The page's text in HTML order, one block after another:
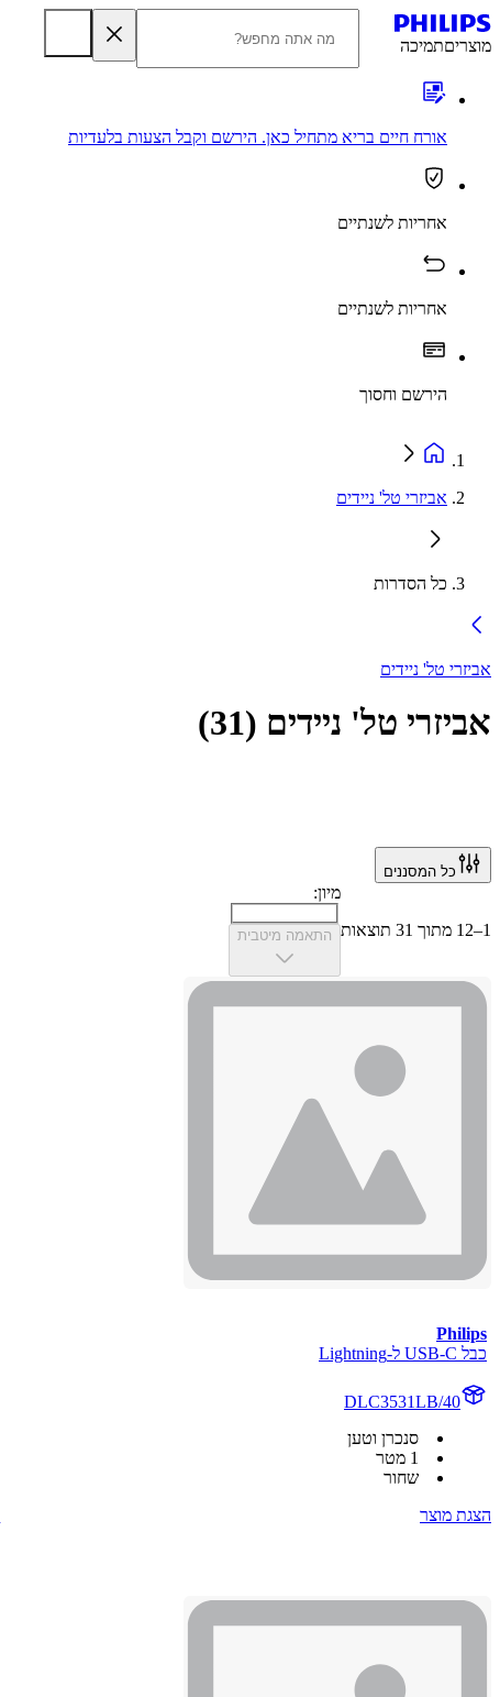
מוצריםתמיכה
אורח חיים בריא מתחיל כאן. הירשם וקבל הצעות בלעדיות
אחריות לשנתיים
אחריות לשנתיים
הירשם וחסוך
אביזרי טל' ניידים
כל הסדרות
אביזרי טל' ניידים
אביזרי טל' ניידים (
31
)
כל המסננים
1–12 מתוך 31 תוצאות
מיון:
התאמה מיטבית
Philips
כבל USB-C ל-Lightning
DLC3531LB/40
סנכרן וטען
1 מטר
שחור
הצגת מוצר